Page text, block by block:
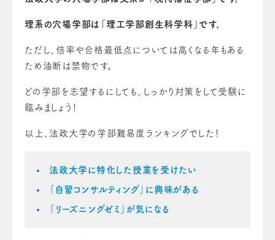
理系の穴場学部は「理工学部創生科学科」です。
ただし、倍率や合格最低点については高くなる年もある
ため油断は禁物です。
どの学部を志望するにしても、しっかり対策をして受験に
臨みましょう！
以上、法政大学の学部難易度ランキングでした！
法政大学に特化した授業を受けたい
「自習コンサルティング」に興味がある
「リーズニングゼミ」が気になる